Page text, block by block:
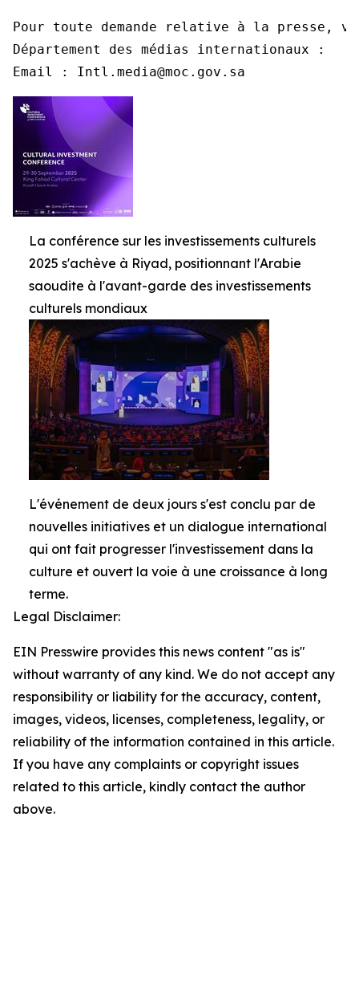
Pour toute demande relative à la presse,
Département des médias internationaux :
Email : Intl.media@moc.gov.sa
La conférence sur les investissements culturels
2025 s'achève à Riyad, positionnant l'Arabie
saoudite à l'avant-garde des investissements
culturels mondiaux
L'événement de deux jours s'est conclu par de
nouvelles initiatives et un dialogue international
qui ont fait progresser l'investissement dans la
culture et ouvert la voie à une croissance à long
terme.
Legal Disclaimer:
EIN Presswire provides this news content "as is"
without warranty of any kind. We do not accept any
responsibility or liability for the accuracy, content,
images, videos, licenses, completeness, legality, or
reliability of the information contained in this article.
If you have any complaints or copyright issues
related to this article, kindly contact the author
above.